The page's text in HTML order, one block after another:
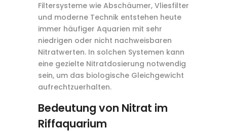
Filtersysteme wie Abschäumer, Vliesfilter
und moderne Technik entstehen heute
immer häufiger Aquarien mit sehr
niedrigen oder nicht nachweisbaren
Nitratwerten. In solchen Systemen kann
eine gezielte Nitratdosierung notwendig
sein, um das biologische Gleichgewicht
aufrechtzuerhalten.
Bedeutung von Nitrat im
Riffaquarium